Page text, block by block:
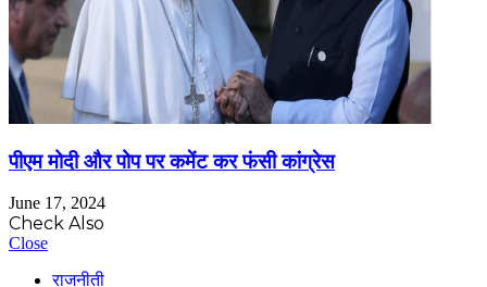
पीएम मोदी और पोप पर कमेंट कर फंसी कांग्रेस
June 17, 2024
Check Also
Close
राजनीती